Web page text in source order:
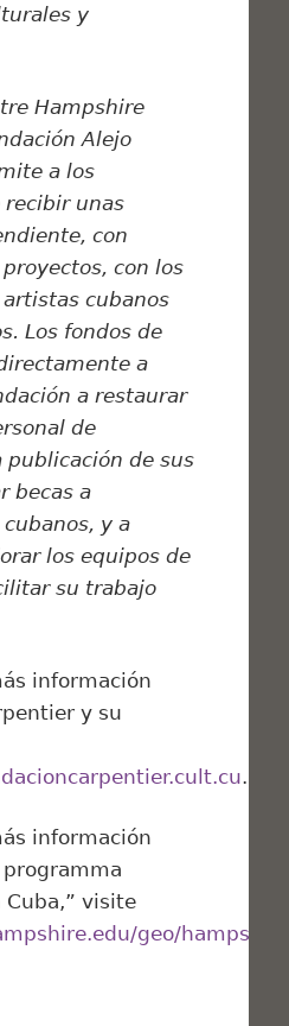
y
Hampshire
Alejo
a los
unas
con
con los
cubanos
Los fondos de
a
a restaurar
de
publicación de sus
becas a
y a
los equipos de
su trabajo
información
y su
.
información
programma
Cuba,” visite
geo/